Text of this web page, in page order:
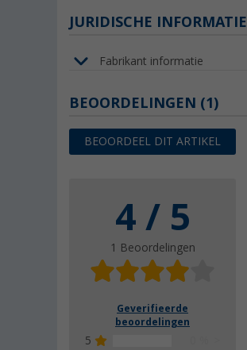
JURIDISCHE INFORMATIE
Fabrikant informatie
BEOORDELINGEN (1)
BEOORDEEL DIT ARTIKEL
4 / 5
1 Beoordelingen
Geverifieerde
beoordelingen
5